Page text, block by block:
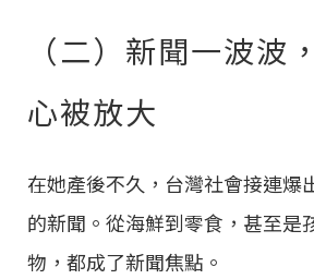
（二）新聞一波波
心被放大
在她產後不久，台灣社會接連爆
的新聞。從海鮮到零食，甚至是
物，都成了新聞焦點。